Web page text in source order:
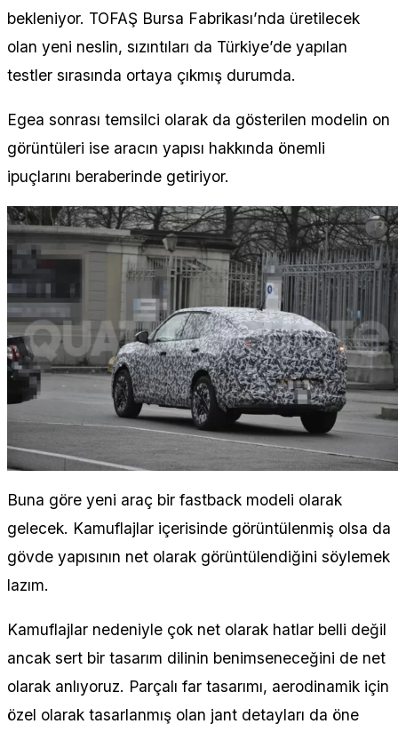
bekleniyor. TOFAŞ Bursa Fabrikası’nda üretilecek
olan yeni neslin, sızıntıları da Türkiye’de yapılan
testler sırasında ortaya çıkmış durumda.
Egea sonrası temsilci olarak da gösterilen modelin on
görüntüleri ise aracın yapısı hakkında önemli
ipuçlarını beraberinde getiriyor.
Buna göre yeni araç bir fastback modeli olarak
gelecek. Kamuflajlar içerisinde görüntülenmiş olsa da
gövde yapısının net olarak görüntülendiğini söylemek
lazım.
Kamuflajlar nedeniyle çok net olarak hatlar belli değil
ancak sert bir tasarım dilinin benimseneceğini de net
olarak anlıyoruz. Parçalı far tasarımı, aerodinamik için
özel olarak tasarlanmış olan jant detayları da öne